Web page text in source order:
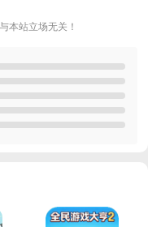
本站立场无关！